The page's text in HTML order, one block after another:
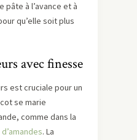
à l’avance et à
qu’elle soit plus
avec finesse
est cruciale pour un
se marie
comme dans la
. La